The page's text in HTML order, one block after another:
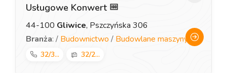
Usługowe Konwert
44-100 Gliwice, Pszczyńska 306
Branża: / Budownictwo / Budowlane maszyny
32/3... 32/2...